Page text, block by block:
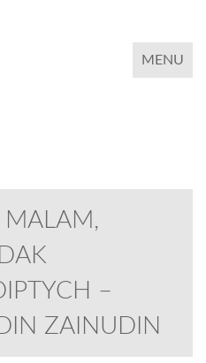
TOGGLE
MENU
MALAM,
–
ZAINUDIN